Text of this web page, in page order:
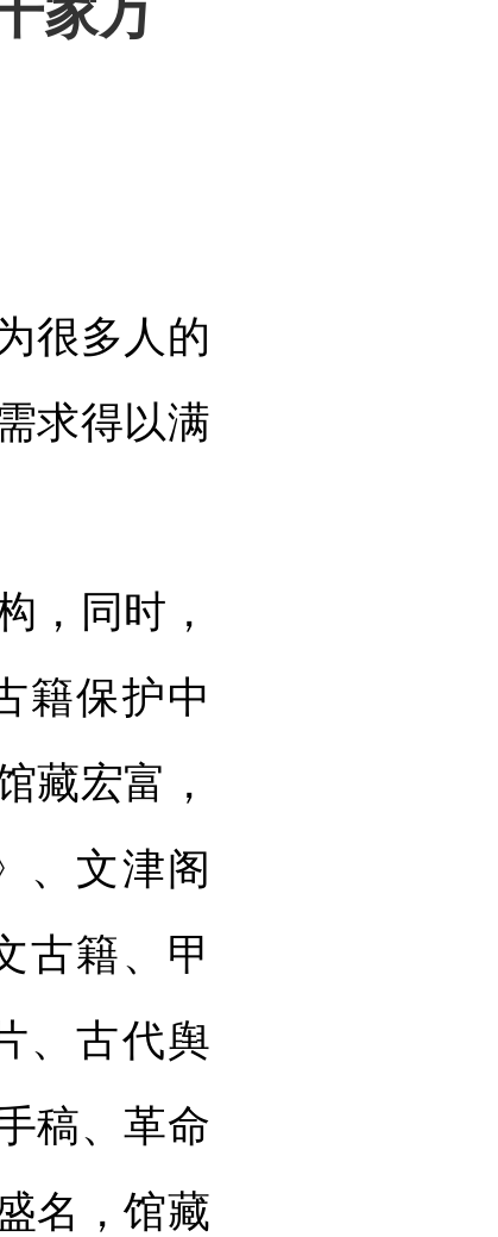
家万
很多人的
求得以满
同时，
籍保护中
藏宏富，
、文津阁
古籍、甲
、古代舆
稿、革命
名，馆藏